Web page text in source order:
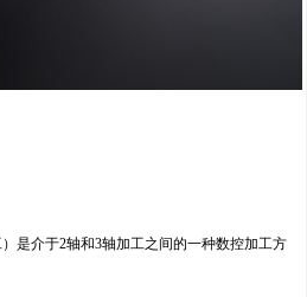
是介于2轴和3轴加工之间的一种数控加工方